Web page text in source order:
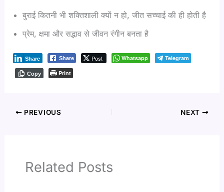
बुराई कितनी भी शक्तिशाली क्यों न हो, जीत सच्चाई की ही होती है
प्रेम, क्षमा और सद्भाव से जीवन रंगीन बनता है
Share Post
Share Whatsapp Telegram
Copy Print
PREVIOUS NEXT
Related Posts